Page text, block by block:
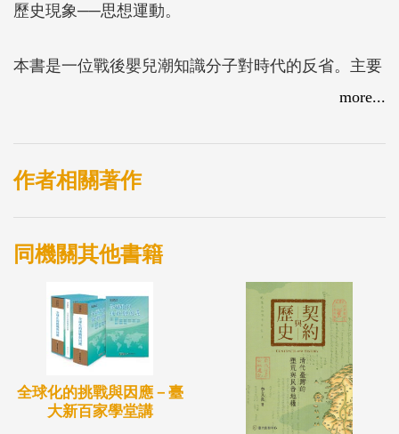
歷史現象──思想運動。
本書是一位戰後嬰兒潮知識分子對時代的反省。主要
藉由近代中國「轉型時代」（1895-1925）這個知識
們這個時代所出現的特殊面貌，作出宏觀與微觀的反
思。
運動的一般問題，特別集中在啟蒙、理性與現代性等
三大議題。第二部分為經驗研究，重心為探索新文化
運動早期啟蒙思想的發展及其涵義，討論了「轉型時
代」（1895-1925）具代表性的三份雜誌：《東方雜
誌》、《甲寅雜誌》和《新青年》雜誌。這一部分不
是外部地分析雜誌與啟蒙運動的一般關聯，而是從
「歐戰」的角度出發，探索一次大戰如何形塑了五四
more...
作者相關著作
同機關其他書籍
全球化的挑戰與因應－臺
大新百家學堂講